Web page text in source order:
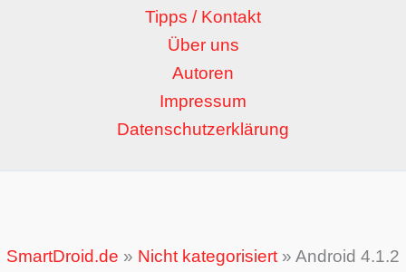
Tipps / Kontakt
Über uns
Autoren
Impressum
Datenschutzerklärung
SmartDroid.de » Nicht kategorisiert» Android 4.1.2